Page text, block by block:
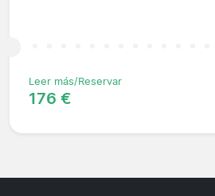
Leer más/Reservar
176 €